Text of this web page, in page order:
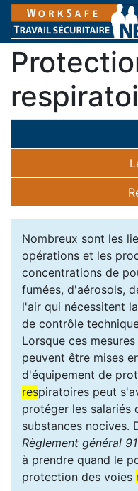
Nombreux sont les
opérations et les
concentrations de
fumées, d'aérosols,
l'air qui nécessitent
de contrôle
Lorsque ces
peuvent être mises
d'équipement de
respiratoires peut
protéger les salariés
substances nocives.
Règlement général
à prendre quand le
protection des voies